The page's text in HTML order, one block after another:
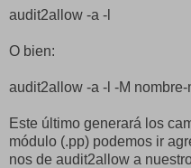
audit2allow -a -l
O bien:
audit2allow -a -l -M
Este último generará los
módulo (.pp) podemos ir
nos de audit2allow a